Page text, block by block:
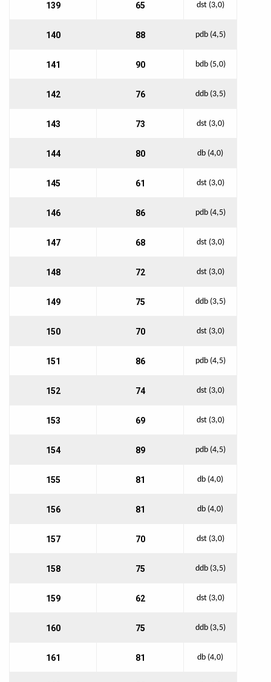
139 65 dst (3,0)
140 88 pdb (4,5)
141 90 bdb (5,0)
142 76 ddb (3,5)
143 73 dst (3,0)
144 80 db (4,0)
145 61 dst (3,0)
146 86 pdb (4,5)
147 68 dst (3,0)
148 72 dst (3,0)
149 75 ddb (3,5)
150 70 dst (3,0)
151 86 pdb (4,5)
152 74 dst (3,0)
153 69 dst (3,0)
154 89 pdb (4,5)
155 81 db (4,0)
156 81 db (4,0)
157 70 dst (3,0)
158 75 ddb (3,5)
159 62 dst (3,0)
160 75 ddb (3,5)
161 81 db (4,0)